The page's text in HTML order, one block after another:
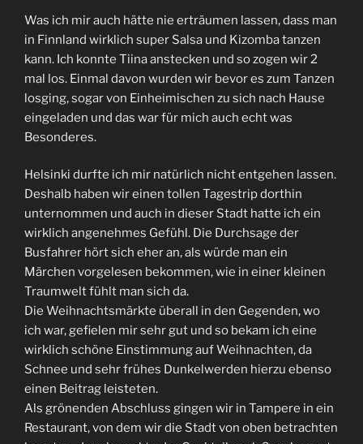
Was ich mir auch hätte nie erträumen lassen, dass man
in Finnland wirklich super Salsa und Kizomba tanzen
kann. Ich konnte Tiina anstecken und so zogen wir 2
mal los. Einmal davon wurden wir bevor es zum Tanzen
losging, sogar von Einheimischen zu sich nach Hause
eingeladen und das war für mich auch echt was
Besonderes.
Helsinki durfte ich mir natürlich nicht entgehen lassen.
Deshalb haben wir einen tollen Tagestrip dorthin
unternommen und auch in dieser Stadt hatte ich ein
wirklich angenehmes Gefühl. Die Durchsage der
Busfahrer hört sich eher an, als würde man ein
Märchen vorgelesen bekommen, wie in einer kleinen
Traumwelt fühlt man sich da.
Die Weihnachtsmärkte überall in den Gegenden, wo
ich war, gefielen mir sehr gut und so bekam ich eine
wirklich schöne Einstimmung auf Weihnachten, da
Schnee und sehr frühes Dunkelwerden hierzu ebenso
einen Beitrag leisteten.
Als grönenden Abschluss gingen wir in Tampere in ein
Restaurant, von dem wir die Stadt von oben betrachten